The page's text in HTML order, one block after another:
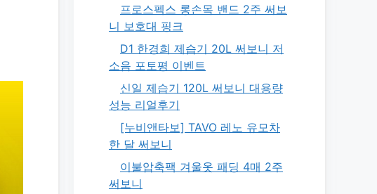
프로스펙스 롱손목 밴드 2주 써보
니 보호대 핑크
D1 한경희 제습기 20L 써보니 저
소음 포토평 이벤트
신일 제습기 120L 써보니 대용량
성능 리얼후기
[누비앤타보] TAVO 레노 유모차
한 달 써보니
이불압축팩 겨울옷 패딩 4매 2주
써보니